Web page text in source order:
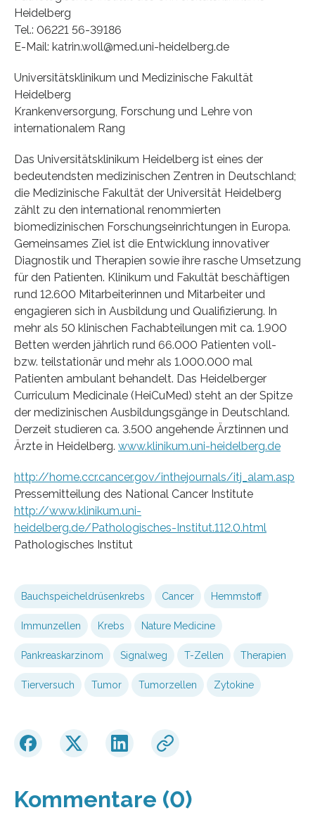
Heidelberg
Tel.: 06221 56-39186
E-Mail: katrin.woll@med.uni-heidelberg.de
Universitätsklinikum und Medizinische Fakultät
Heidelberg
Krankenversorgung, Forschung und Lehre von
internationalem Rang
Das Universitätsklinikum Heidelberg ist eines der
bedeutendsten medizinischen Zentren in Deutschland;
die Medizinische Fakultät der Universität Heidelberg
zählt zu den international renommierten
biomedizinischen Forschungseinrichtungen in Europa.
Gemeinsames Ziel ist die Entwicklung innovativer
Diagnostik und Therapien sowie ihre rasche Umsetzung
für den Patienten. Klinikum und Fakultät beschäftigen
rund 12.600 Mitarbeiterinnen und Mitarbeiter und
engagieren sich in Ausbildung und Qualifizierung. In
mehr als 50 klinischen Fachabteilungen mit ca. 1.900
Betten werden jährlich rund 66.000 Patienten voll-
bzw. teilstationär und mehr als 1.000.000 mal
Patienten ambulant behandelt. Das Heidelberger
Curriculum Medicinale (HeiCuMed) steht an der Spitze
der medizinischen Ausbildungsgänge in Deutschland.
Derzeit studieren ca. 3.500 angehende Ärztinnen und
Ärzte in Heidelberg. www.klinikum.uni-heidelberg.de
http://home.ccr.cancer.gov/inthejournals/itj_alam.asp
Pressemitteilung des National Cancer Institute
http://www.klinikum.uni-
heidelberg.de/Pathologisches-Institut.112.0.html
Pathologisches Institut
Bauchspeicheldrüsenkrebs Cancer Hemmstoff
Immunzellen Krebs Nature Medicine
Pankreaskarzinom Signalweg T-Zellen Therapien
Tierversuch Tumor Tumorzellen Zytokine
Kommentare (0)